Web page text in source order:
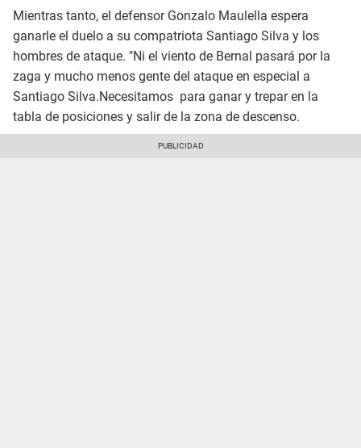
Mientras tanto, el defensor Gonzalo Maulella espera
ganarle el duelo a su compatriota Santiago Silva y los
hombres de ataque. "Ni el viento de Bernal pasará por la
zaga y mucho menos gente del ataque en especial a
Santiago Silva.Necesitamos para ganar y trepar en la
tabla de posiciones y salir de la zona de descenso.